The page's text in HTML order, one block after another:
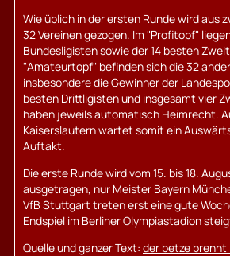
Wie üblich in der ersten Runde wird aus
32 Vereinen gezogen. Im "Profitopf"
Bundesligisten sowie der 14 besten
"Amateurtopf" befinden sich die 32
insbesondere die Gewinner der
besten Drittligisten und insgesamt vier
haben jeweils automatisch Heimrecht.
Kaiserslautern wartet somit ein
Auftakt.
Die erste Runde wird vom 15. bis 18.
ausgetragen, nur Meister Bayern
VfB Stuttgart treten erst eine gute
Endspiel im Berliner Olympiastadion
Quelle und ganzer Text: der betze brennt